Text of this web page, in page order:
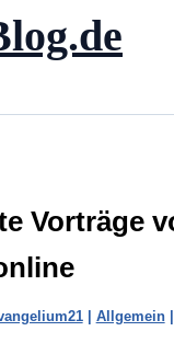
Vorträge
| Allgemein|